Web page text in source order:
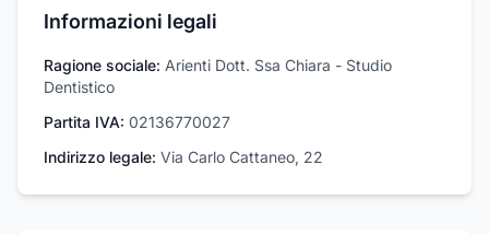
Informazioni legali
Ragione sociale: Arienti Dott. Ssa Chiara - Studio
Dentistico
Partita IVA: 02136770027
Indirizzo legale: Via Carlo Cattaneo, 22